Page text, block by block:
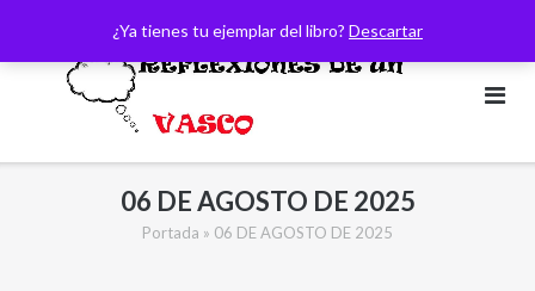
¿Ya tienes tu ejemplar del libro? Descartar
contenido
06 DE AGOSTO DE 2025
Portada » 06 DE AGOSTO DE 2025